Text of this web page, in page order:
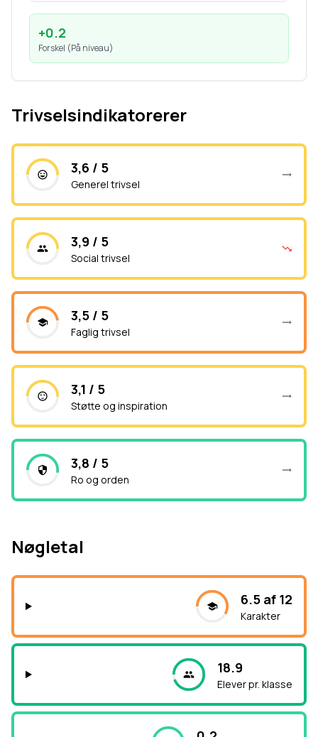
+0.2
Forskel (På niveau)
Trivselsindikatorerer
3,6 / 5
Generel trivsel
3,9 / 5
Social trivsel
3,5 / 5
Faglig trivsel
3,1 / 5
Støtte og inspiration
3,8 / 5
Ro og orden
Nøgletal
6.5 af 12
Karakter
18.9
Elever pr. klasse